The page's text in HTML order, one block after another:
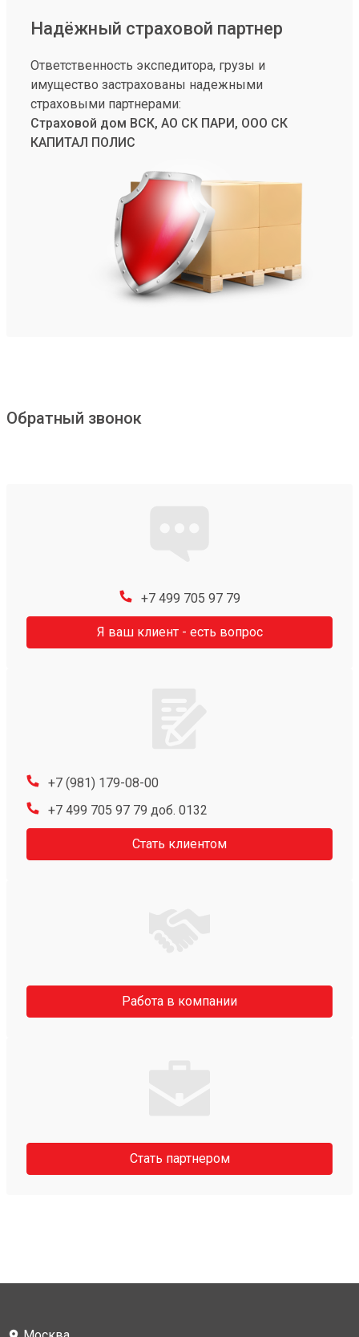
Надёжный страховой партнер
Ответственность экспедитора, грузы и
имущество застрахованы надежными
страховыми партнерами:
Страховой дом ВСК, АО СК ПАРИ, ООО СК
КАПИТАЛ ПОЛИС
Обратный звонок
+7 499 705 97 79
Я ваш клиент - есть вопрос
+7 (981) 179-08-00
+7 499 705 97 79 доб. 0132
Стать клиентом
Работа в компании
Стать партнером